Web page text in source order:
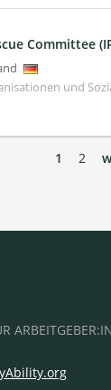
Committee
und
1 2